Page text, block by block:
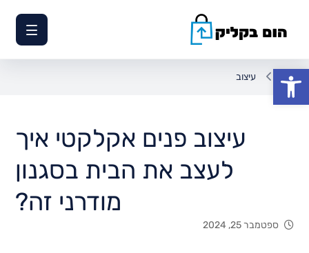
פתח סרגל נגישות
עיצוב
עיצוב פנים אקלקטי איך
לעצב את הבית בסגנון
מודרני זה?
ספטמבר 25, 2024